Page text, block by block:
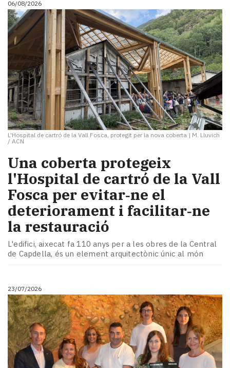
i
turisme
Cultura
Esports
Mai
tant!
TV
i
mitjans
El
temps
Reportatges
Enquestes
A
escena!
Dis
la
Subscriptors
La
newsletter
Contingut
patrocinat
Lo
més
llegit...
Editorial
06/08/2026
L'Hospital de cartró de la Vall Fosca, protegit per la nova coberta | M. Lluvich
/ ACN
Una coberta protegeix
l'Hospital de cartró de la Vall
Fosca per evitar‑ne el
deteriorament i facilitar‑ne
la restauració
L'edifici, aixecat fa 110 anys per a les obres de la Central
de Capdella, és un element arquitectònic únic al món
23/07/2026